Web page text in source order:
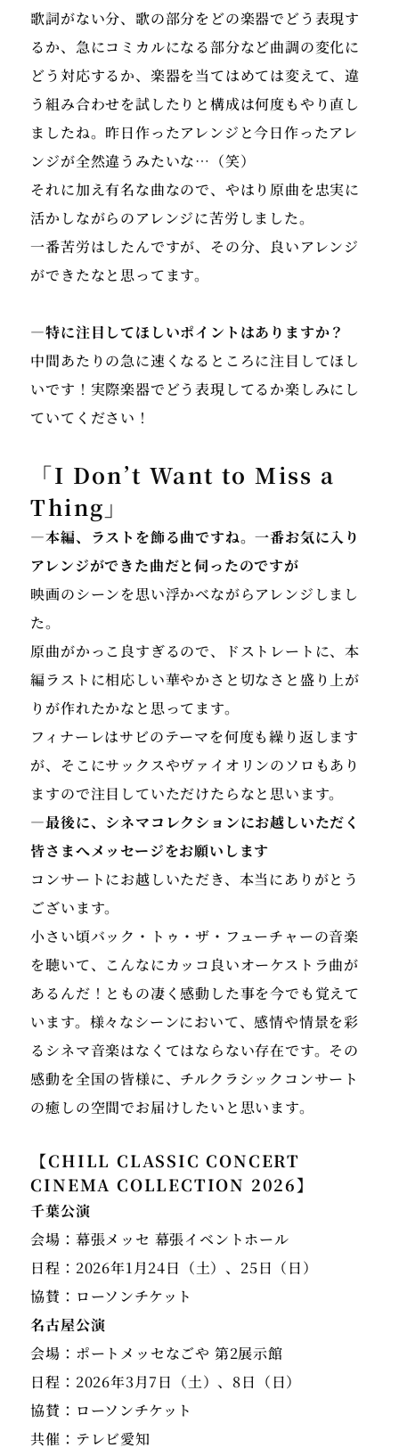
歌詞がない分、歌の部分をどの楽器でどう表現す
るか、急にコミカルになる部分など曲調の変化に
どう対応するか、楽器を当てはめては変えて、違
う組み合わせを試したりと構成は何度もやり直し
ましたね。昨日作ったアレンジと今日作ったアレ
ンジが全然違うみたいな…（笑）
それに加え有名な曲なので、やはり原曲を忠実に
活かしながらのアレンジに苦労しました。
一番苦労はしたんですが、その分、良いアレンジ
ができたなと思ってます。
中間あたりの急に速くなるところに注目してほし
いです！実際楽器でどう表現してるか楽しみにし
ていてください！
「I Don’t Want to Miss a
Thing」
―本編、ラストを飾る曲ですね。一番お気に入り
アレンジができた曲だと伺ったのですが
映画のシーンを思い浮かべながらアレンジしまし
た。
原曲がかっこ良すぎるので、ドストレートに、本
編ラストに相応しい華やかさと切なさと盛り上が
りが作れたかなと思ってます。
フィナーレはサビのテーマを何度も繰り返します
が、そこにサックスやヴァイオリンのソロもあり
ますので注目していただけたらなと思います。
―最後に、シネマコレクションにお越しいただく
皆さまへメッセージをお願いします
コンサートにお越しいただき、本当にありがとう
ございます。
小さい頃バック・トゥ・ザ・フューチャーの音楽
を聴いて、こんなにカッコ良いオーケストラ曲が
あるんだ！ともの凄く感動した事を今でも覚えて
います。様々なシーンにおいて、感情や情景を彩
るシネマ音楽はなくてはならない存在です。その
感動を全国の皆様に、チルクラシックコンサート
の癒しの空間でお届けしたいと思います。
【CHILL CLASSIC CONCERT
CINEMA COLLECTION 2026】
千葉公演
会場：幕張メッセ 幕張イベントホール
日程：2026年1月24日（土）、25日（日）
協賛：ローソンチケット
名古屋公演
会場：ポートメッセなごや 第2展示館
日程：2026年3月7日（土）、8日（日）
協賛：ローソンチケット
共催：テレビ愛知